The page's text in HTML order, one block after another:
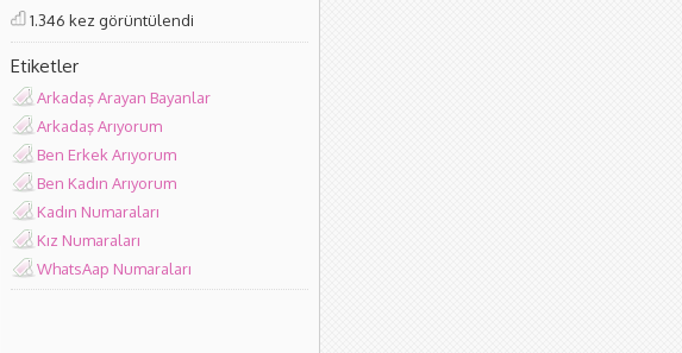
1.346 kez görüntülendi
Etiketler
Arkadaş Arayan Bayanlar
Arkadaş Arıyorum
Ben Erkek Arıyorum
Ben Kadın Arıyorum
Kadın Numaraları
Kız Numaraları
WhatsAap Numaraları